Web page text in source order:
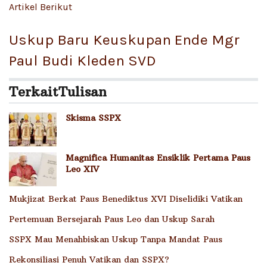
Artikel Berikut
Uskup Baru Keuskupan Ende Mgr
Paul Budi Kleden SVD
TerkaitTulisan
Skisma SSPX
Magnifica Humanitas Ensiklik Pertama Paus
Leo XIV
Mukjizat Berkat Paus Benediktus XVI Diselidiki Vatikan
Pertemuan Bersejarah Paus Leo dan Uskup Sarah
SSPX Mau Menahbiskan Uskup Tanpa Mandat Paus
Rekonsiliasi Penuh Vatikan dan SSPX?